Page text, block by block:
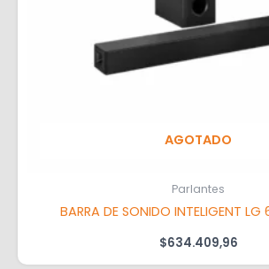
AGOTADO
Parlantes
BARRA DE SONIDO INTELIGENT
$634.409,96